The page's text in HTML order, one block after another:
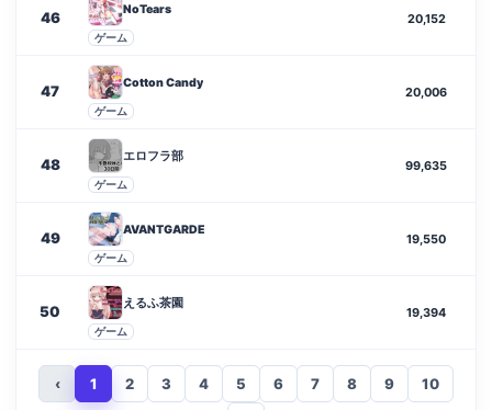
46 NoTears
ゲーム
20,152
47 Cotton Candy
ゲーム
20,006
48 エロフラ部
ゲーム
99,635
49 AVANTGARDE
ゲーム
19,550
50 えるふ茶園
ゲーム
19,394
‹ 1 2 3 4 5 6 7 8 9 10